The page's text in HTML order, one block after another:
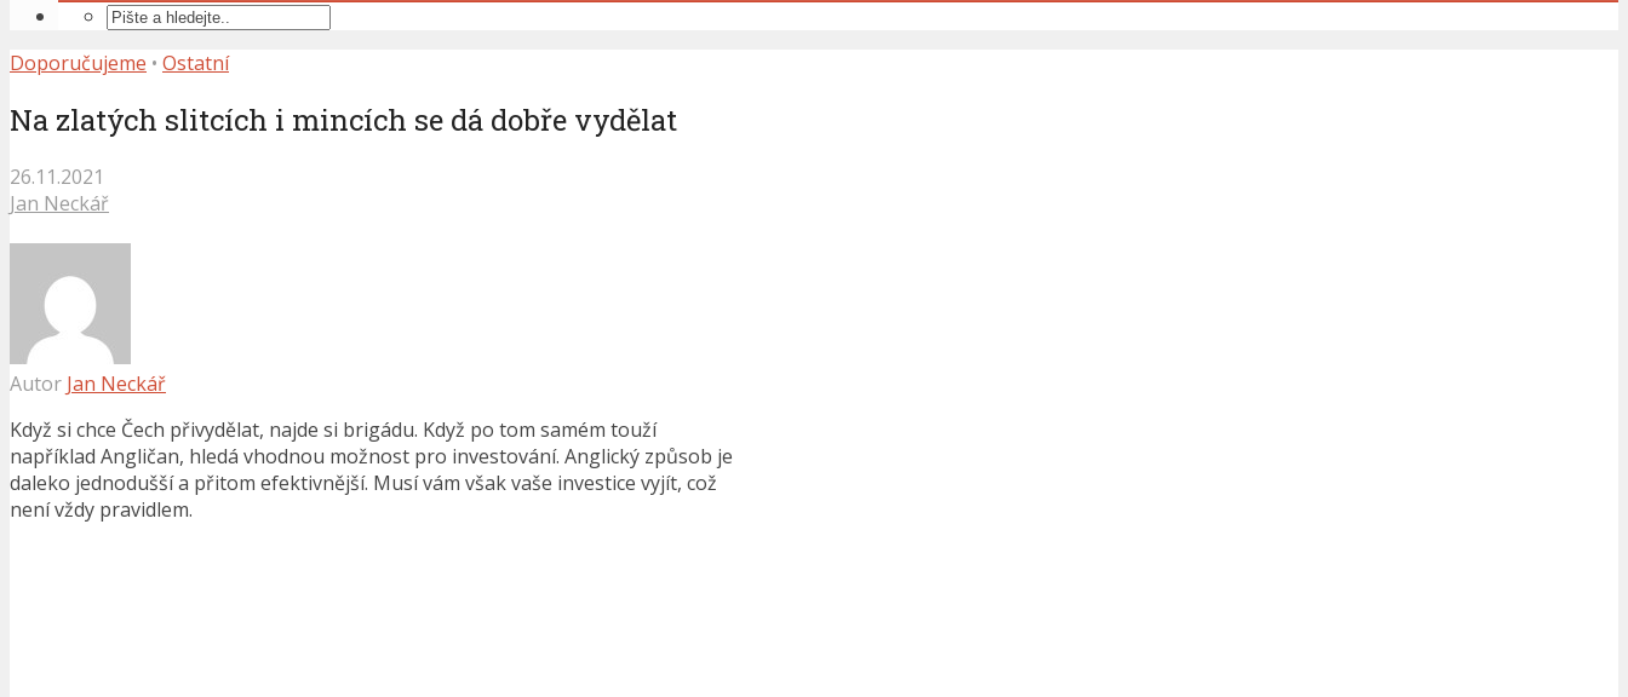
Doporučujeme • Ostatní
Na zlatých slitcích i mincích se dá dobře vydělat
26.11.2021
Jan Neckář
Autor Jan Neckář
Když si chce Čech přivydělat, najde si brigádu. Když po tom samém touží
například Angličan, hledá vhodnou možnost pro investování. Anglický způsob je
daleko jednodušší a přitom efektivnější. Musí vám však vaše investice vyjít, což
není vždy pravidlem.